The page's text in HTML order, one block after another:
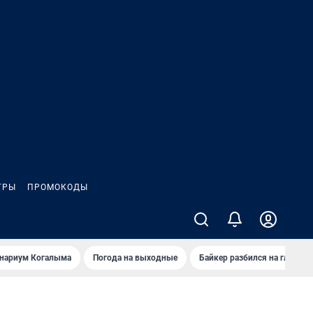
ПРОМОКОДЫ
Когалыма Погода на выходные Байкер разбился на глазах